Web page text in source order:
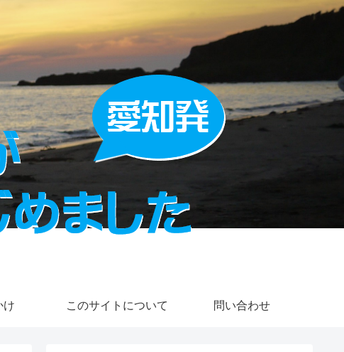
け このサイトについて 問い合わせ